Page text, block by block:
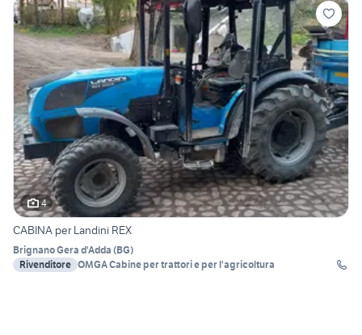
4
CABINA per Landini REX
Brignano Gera d'Adda (BG)
Rivenditore OMGA Cabine per trattori e per l'agricoltura